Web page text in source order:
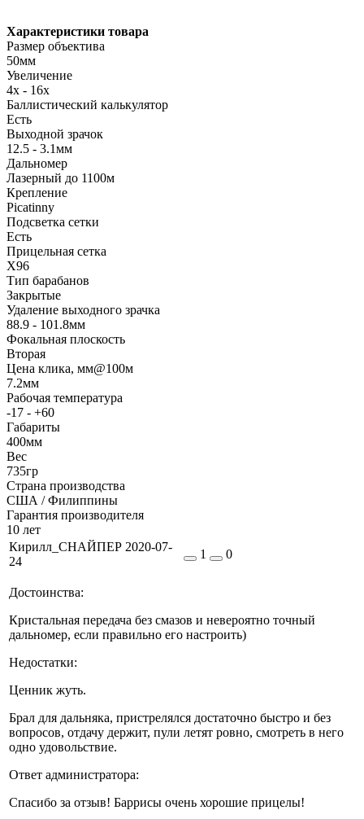
Характеристики товара
Размер объектива
50мм
Увеличение
4x - 16x
Баллистический калькулятор
Есть
Выходной зрачок
12.5 - 3.1мм
Дальномер
Лазерный до 1100м
Крепление
Picatinny
Подсветка сетки
Есть
Прицельная сетка
X96
Тип барабанов
Закрытые
Удаление выходного зрачка
88.9 - 101.8мм
Фокальная плоскость
Вторая
Цена клика, мм@100м
7.2мм
Рабочая температура
-17 - +60
Габариты
400мм
Вес
735гр
Страна производства
США / Филиппины
Гарантия производителя
10 лет
Кирилл_СНАЙПЕР 2020-07-
24
1 0
Достоинства:
Кристальная передача без смазов и невероятно точный
дальномер, если правильно его настроить)
Недостатки:
Ценник жуть.
Брал для дальняка, пристрелялся достаточно быстро и без
вопросов, отдачу держит, пули летят ровно, смотреть в него
одно удовольствие.
Ответ администратора:
Спасибо за отзыв! Баррисы очень хорошие прицелы!